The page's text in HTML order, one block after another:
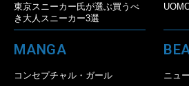
東京スニーカー氏が選ぶ買うべ
き大人スニーカー3選
MANGA
コンセプチャル・ガール
ニュ